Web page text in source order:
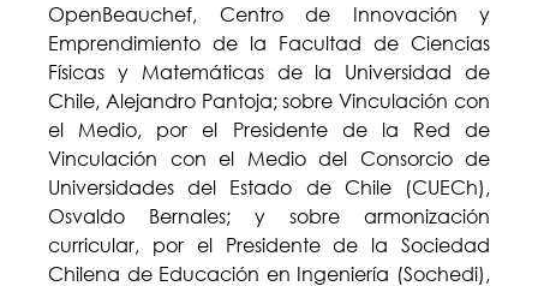
OpenBeauchef, Centro de Innovación y
Emprendimiento de la Facultad de Ciencias
Físicas y Matemáticas de la Universidad de
Chile, Alejandro Pantoja; sobre Vinculación con
el Medio, por el Presidente de la Red de
Vinculación con el Medio del Consorcio de
Universidades del Estado de Chile (CUECh),
Osvaldo Bernales; y sobre armonización
curricular, por el Presidente de la Sociedad
Chilena de Educación en Ingeniería (Sochedi),